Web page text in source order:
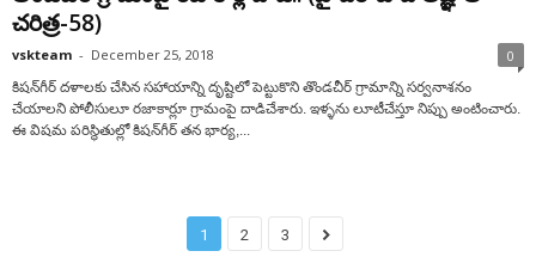
చరిత్ర-58)
vskteam - December 25, 2018 0
కిషన్‌గీర్ దళాలకు చేసిన సహాయాన్ని దృష్టిలో పెట్టుకొని తొండచీర్ గ్రామాన్ని సర్వనాశనం
చేయాలని పోలీసులూ రజాకార్లూ గ్రామంపై దాడిచేశారు. ఇళ్ళను లూటీచేస్తూ నిప్పు అంటించారు.
ఈ విషమ పరిస్థితుల్లో కిషన్‌గీర్ తన భార్య,...
1 2 3